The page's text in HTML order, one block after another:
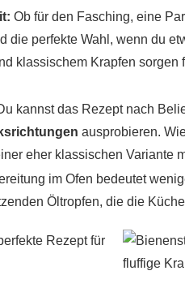
Ob für den Fasching, eine
die perfekte Wahl, wenn du
klassischem Krapfen
kannst das Rezept nach
ausprobieren.
eher klassischen Variante
im Ofen bedeutet
Öltropfen, die die